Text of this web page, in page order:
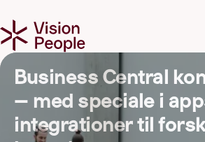
Business Central
– med speciale i
integrationer til